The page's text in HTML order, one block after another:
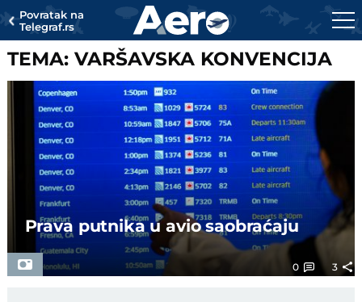
Povratak na
Telegraf.rs
TEMA: VARŠAVSKA KONVENCIJA
Prava putnika u avio saobraćaju
0 3